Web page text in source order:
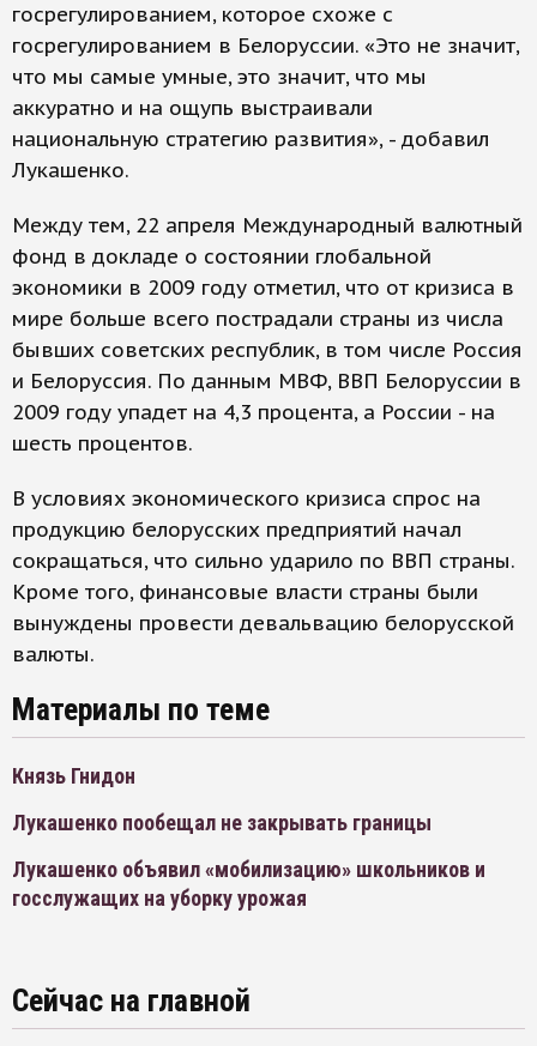
госрегулированием, которое схоже с
госрегулированием в Белоруссии. «Это не значит,
что мы самые умные, это значит, что мы
аккуратно и на ощупь выстраивали
национальную стратегию развития», - добавил
Лукашенко.
Между тем, 22 апреля Международный валютный
фонд в докладе о состоянии глобальной
экономики в 2009 году отметил, что от кризиса в
мире больше всего пострадали страны из числа
бывших советских республик, в том числе Россия
и Белоруссия. По данным МВФ, ВВП Белоруссии в
2009 году упадет на 4,3 процента, а России - на
шесть процентов.
В условиях экономического кризиса спрос на
продукцию белорусских предприятий начал
сокращаться, что сильно ударило по ВВП страны.
Кроме того, финансовые власти страны были
вынуждены провести девальвацию белорусской
валюты.
Материалы по теме
Князь Гнидон
Лукашенко пообещал не закрывать границы
Лукашенко объявил «мобилизацию» школьников и
госслужащих на уборку урожая
Сейчас на главной